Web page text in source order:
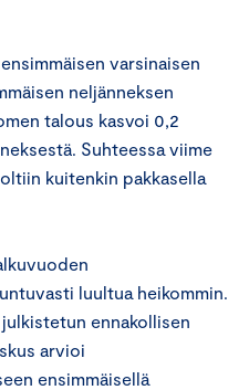
varsinaisen
neljänneksen
talous kasvoi 0,2
Suhteessa viime
kuitenkin pakkasella
luultua heikommin.
ennakollisen
arvioi
ensimmäisellä